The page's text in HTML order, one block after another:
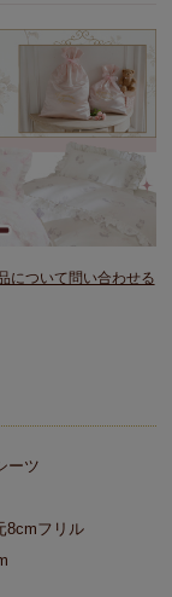
について問い合わせる
ーツ
8cmフリル